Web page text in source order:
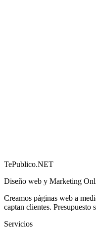
→
TePublico.NET
Diseño web y Marketing
Creamos páginas web a
captan clientes. Presupuesto
Servicios